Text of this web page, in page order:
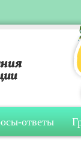
ответы